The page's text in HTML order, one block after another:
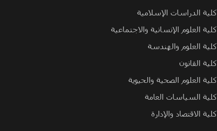
كلية الدراسات الإسلامية
كلية العلوم الإنسانية والاجتماعية
كلية العلوم والهندسة
كلية القانون
كلية العلوم الصحية والحيوية
كلية السياسات العامة
كلية الاقتصاد والإدارة